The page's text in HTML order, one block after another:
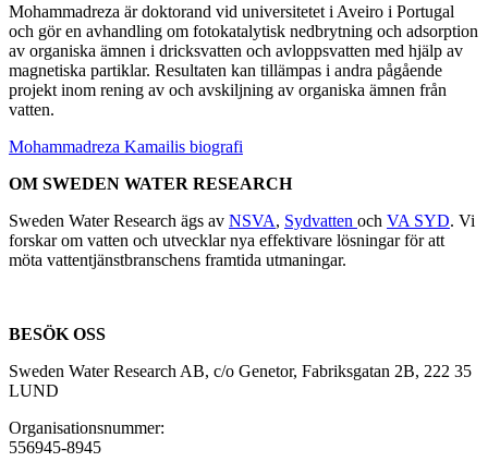
Mohammadreza är doktorand vid universitetet i Aveiro i Portugal
och gör en avhandling om fotokatalytisk nedbrytning och adsorption
av organiska ämnen i dricksvatten och avloppsvatten med hjälp av
magnetiska partiklar. Resultaten kan tillämpas i andra pågående
projekt inom rening av och avskiljning av organiska ämnen från
vatten.
Mohammadreza Kamailis biografi
OM SWEDEN WATER RESEARCH
Sweden Water Research ägs av NSVA, Sydvatten och VA SYD. Vi
forskar om vatten och utvecklar nya effektivare lösningar för att
möta vattentjänstbranschens framtida utmaningar.
BESÖK OSS
Sweden Water Research AB, c/o Genetor, Fabriksgatan 2B, 222 35
LUND
Organisationsnummer:
556945-8945